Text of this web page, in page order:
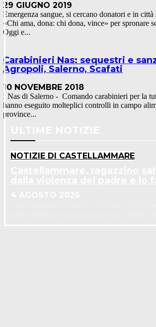
29 GIUGNO 2019
Emergenza sangue, si cercano donatori e in
«Chi ama, dona: chi dona, vince» per spronare
Oggi e...
Carabinieri Nas: sequestri e
Agropoli, Salerno, Scafati
10 NOVEMBRE 2018
I Nas di Salerno - Comando carabinieri per la
hanno eseguito molteplici controlli in campo
province...
NOTIZIE DI CASTELLAMMARE